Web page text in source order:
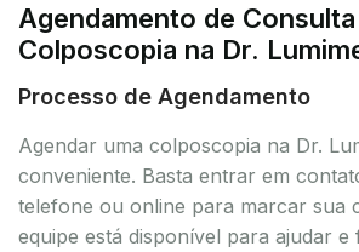
Agendamento de
Colposcopia na Dr.
Processo de Agendamento
Agendar uma colposcopia na Dr.
conveniente. Basta entrar em
telefone ou online para marcar sua
equipe está disponível para ajudar e